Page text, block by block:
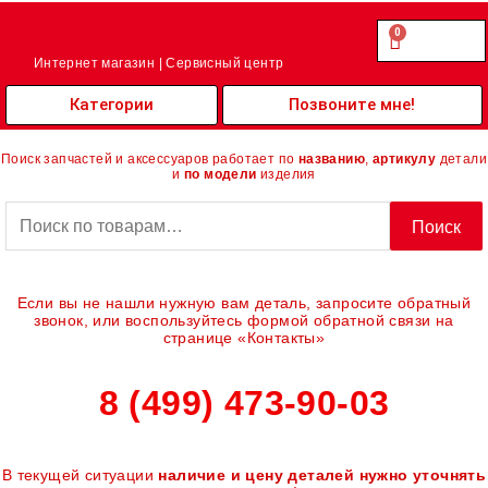
Перейти
Интернет магазин | Сервисный центр
0.00
0
Cart
Категории Позвоните мне!
Поиск запчастей и аксессуаров работает по названию артикулу детали
и по модели изделия
Поиск
Если вы не нашли нужную вам деталь, запросите обратный
звонок, или воспользуйтесь формой обратной связи на
странице «Контакты»
8 (499) 473-90-03
В текущей ситуации наличие и цену деталей нужно уточнять